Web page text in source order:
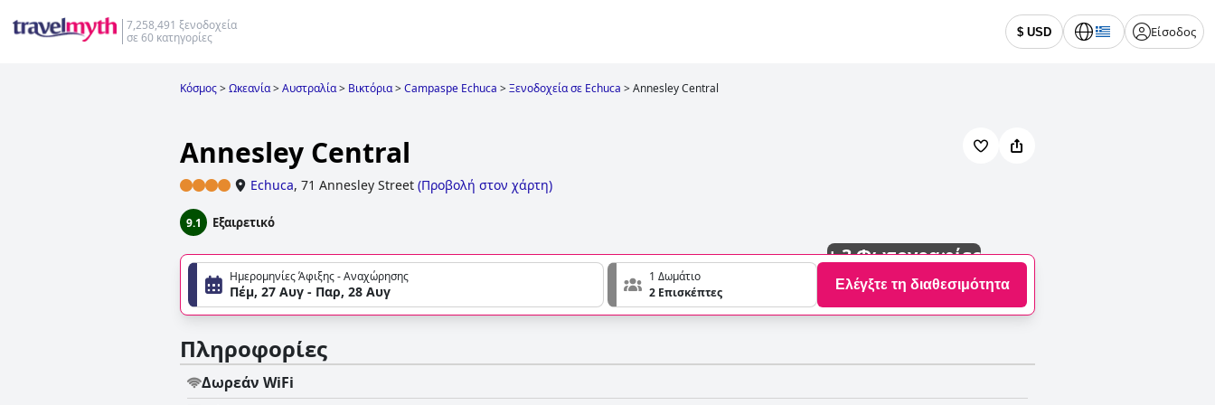
7,258,491 ξενοδοχεία
σε 60 κατηγορίες
$ USD Είσοδος
Κόσμος>Ωκεανία>Αυστραλία> Βικτόρια>Campaspe Echuca >Ξενοδοχεία σε Echuca >Annesley Central
Annesley Central
Echuca, 71 Annesley Street (Προβολή στον χάρτη)
9.1 Εξαιρετικό
+3 Φωτογραφίες
Ημερομηνίες Άφιξης - Αναχώρησης
Πέμ, 27 Αυγ - Παρ, 28 Αυγ
1 Δωμάτιο
2 Επισκέπτες
Ελέγξτε τη διαθεσιμότητα
Πληροφορίες
Δωρεάν WiFi